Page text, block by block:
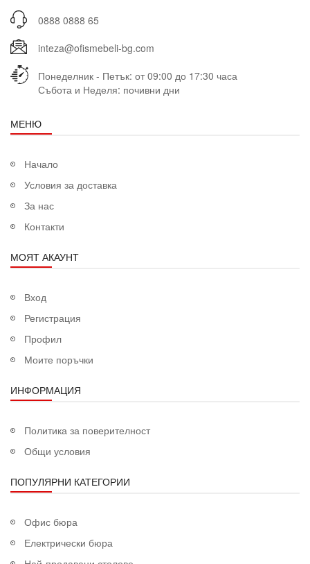
0888 0888 65
inteza@ofismebeli-bg.com
Понеделник - Петък: от 09:00 до 17:30 часа
Събота и Неделя: почивни дни
МЕНЮ
Начало
Условия за доставка
За нас
Контакти
МОЯТ АКАУНТ
Вход
Регистрация
Профил
Моите поръчки
ИНФОРМАЦИЯ
Политика за поверителност
Общи условия
ПОПУЛЯРНИ КАТЕГОРИИ
Офис бюра
Електрически бюра